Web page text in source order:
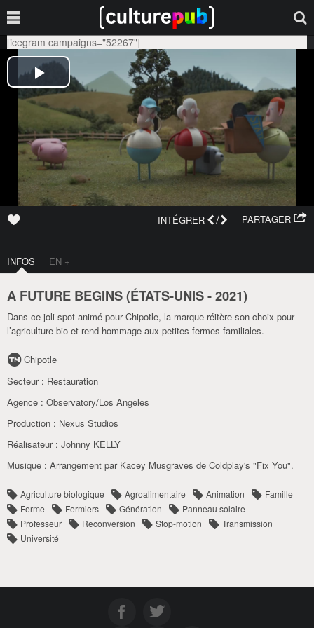
[icegram campaigns="52267"]
PARTAGER
INTÉGRER /
INFOS EN +
A FUTURE BEGINS (ÉTATS-UNIS-2021)
Dans ce joli spot animé pour Chipotle, la marque réitère son choix pour
l’agriculture bio et rend hommage aux petites fermes familiales.
Chipotle
Secteur : Restauration
Agence : Observatory/Los Angeles
Production : Nexus Studios
Réalisateur : Johnny KELLY
Musique : Arrangement par Kacey Musgraves de Coldplay's "Fix You".
Agriculture biologique Agroalimentaire Animation
Famille
Ferme
Fermiers Génération
Panneau solaire
Professeur
Reconversion Stop-motion
Transmission
Université